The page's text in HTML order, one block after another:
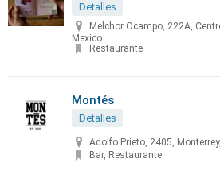
Detalles
Melchor Ocampo, 222A,
Mexico
Restaurante
Montés
Detalles
Adolfo Prieto, 2405,
Bar, Restaurante